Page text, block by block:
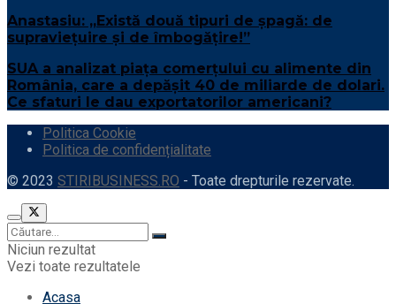
Anastasiu: „Există două tipuri de șpagă: de
supraviețuire și de îmbogățire!”
SUA a analizat piața comerțului cu alimente din
România, care a depășit 40 de miliarde de dolari.
Ce sfaturi le dau exportatorilor americani?
Politica Cookie
Politica de confidențialitate
© 2023 STIRIBUSINESS.RO - Toate drepturile rezervate.
Niciun rezultat
Vezi toate rezultatele
Acasa